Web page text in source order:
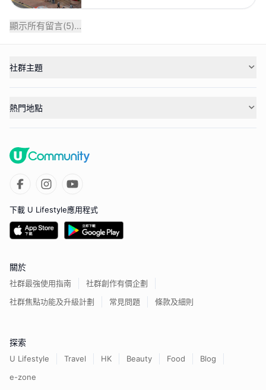
顯示所有留言(5)...
社群主題
熱門地點
下載 U Lifestyle應用程式
關於
社群最強使用指南
社群創作有價企劃
社群焦點功能及升級計劃
常見問題 條款及細則
探索
U Lifestyle Travel HK Beauty Food
Blog
e-zone